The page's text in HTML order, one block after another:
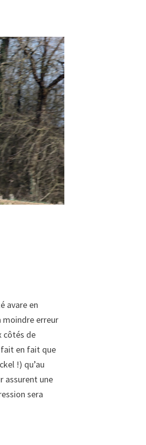
avare en
moindre erreur
côtés de
fait en fait que
!) qu’au
assurent une
sera